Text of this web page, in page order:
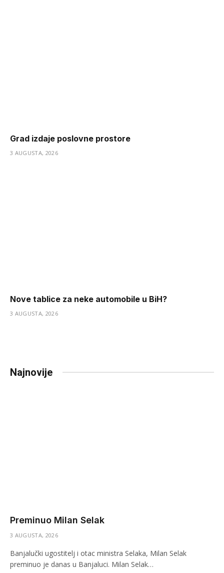
Grad izdaje poslovne prostore
3 AUGUSTA, 2026
Nove tablice za neke automobile u BiH?
3 AUGUSTA, 2026
Najnovije
Preminuo Milan Selak
3 AUGUSTA, 2026
Banjalučki ugostitelj i otac ministra Selaka, Milan Selak
preminuo je danas u Banjaluci. Milan Selak…